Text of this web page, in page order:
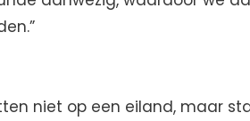
niet op een eiland, maar